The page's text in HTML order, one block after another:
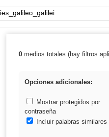
Palabra o frase:
Resultados de:
0medios totales (hay filtros
Opciones adicionales:
Mostrar protegidos por
contraseña
Incluir palabras similares